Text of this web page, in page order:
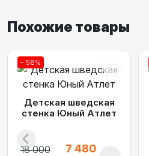
Похожие товары
– 58%
Детская шведская
стенка Юный Атлет
18 000
7 480